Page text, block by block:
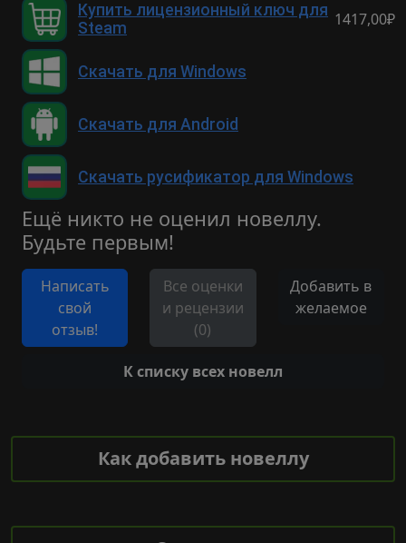
Купить лицензионный ключ для
Steam
1417,00₽
Скачать для Windows
Скачать для Android
Скачать русификатор для Windows
Ещё никто не оценил новеллу.
Будьте первым!
Написать
свой
отзыв!
Все оценки
и рецензии
(0)
Добавить в
желаемое
К списку всех новелл
Как добавить новеллу